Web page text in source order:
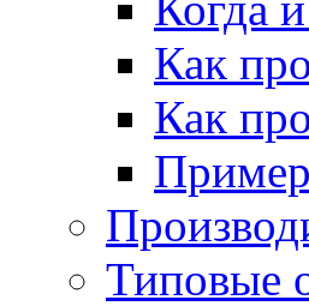
Как
Как
Пример
Типовые